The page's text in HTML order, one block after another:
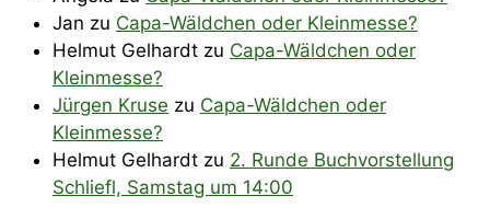
Jan zu Capa-Wäldchen oder Kleinmesse?
Helmut Gelhardt zu Capa-Wäldchen oder
Kleinmesse?
Jürgen Kruse zu Capa-Wäldchen oder
Kleinmesse?
Helmut Gelhardt zu 2. Runde Buchvorstellung
Schliefl, Samstag um 14:00